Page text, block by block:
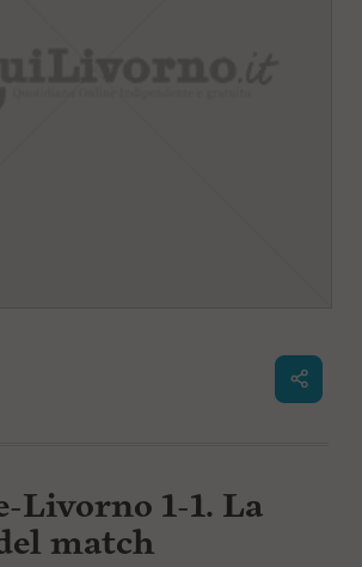
Livorno 1-1. La
match